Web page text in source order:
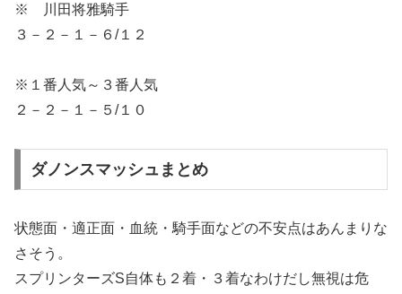
※ 川田将雅騎手
３－２－１－６/１２
※１番人気～３番人気
２－２－１－５/１０
ダノンスマッシュまとめ
状態面・適正面・血統・騎手面などの不安点はあんまりな
さそう。
スプリンターズS自体も２着・３着なわけだし無視は危